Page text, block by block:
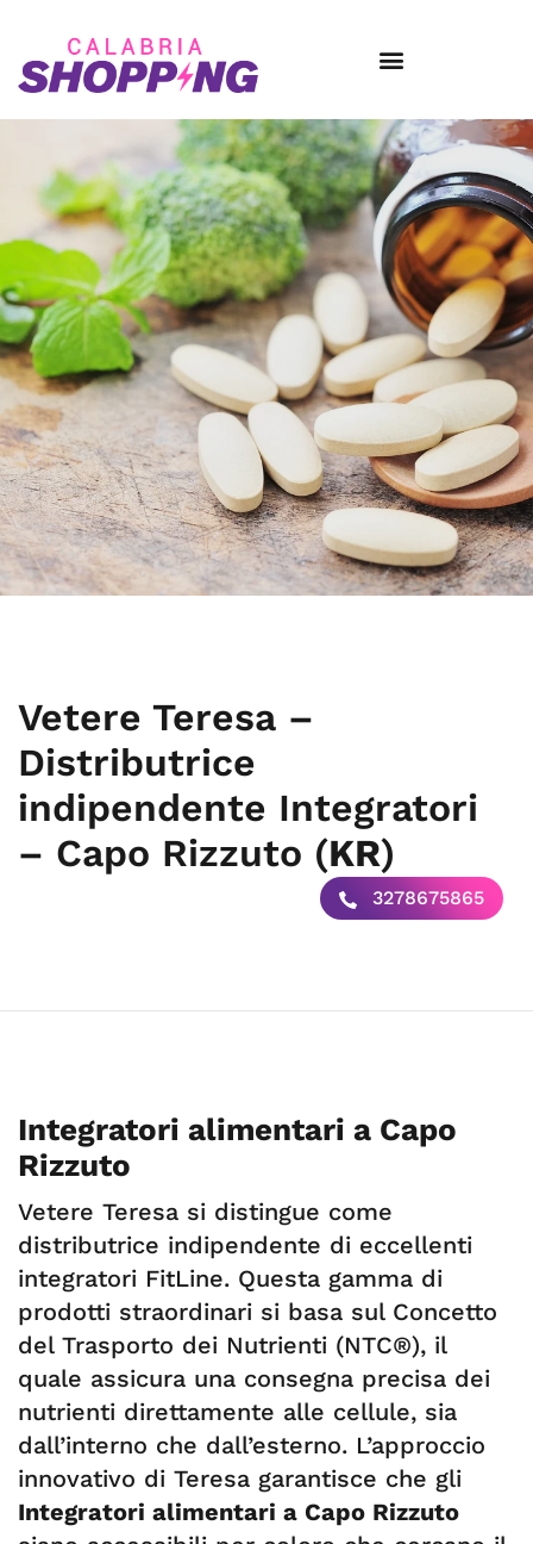
Vetere Teresa –
Distributrice
indipendente Integratori
– Capo Rizzuto (KR)
3278675865
Integratori alimentari a Capo
Rizzuto
Vetere Teresa si distingue come
distributrice indipendente di eccellenti
integratori FitLine. Questa gamma di
prodotti straordinari si basa sul Concetto
del Trasporto dei Nutrienti (NTC®), il
quale assicura una consegna precisa dei
nutrienti direttamente alle cellule, sia
dall’interno che dall’esterno. L’approccio
innovativo di Teresa garantisce che gli
Integratori alimentari a Capo Rizzuto